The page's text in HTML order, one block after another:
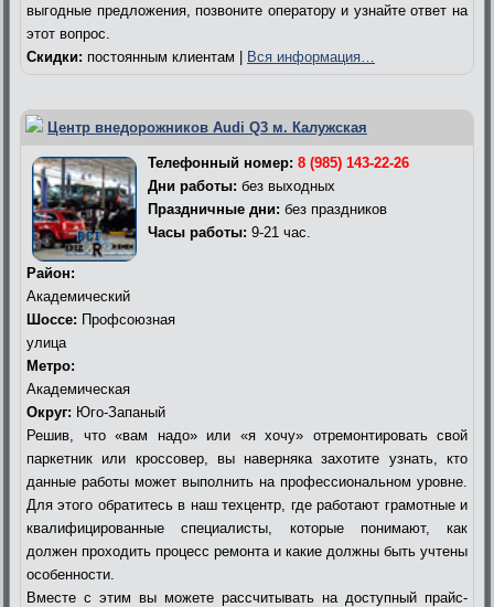
выгодные предложения, позвоните оператору и узнайте ответ на
этот вопрос.
Скидки: постоянным клиентам | Вся информация…
Центр внедорожников Audi Q3 м. Калужская
Телефонный номер: 8 (985) 143-22-26
Дни работы: без выходных
Праздничные дни: без праздников
Часы работы: 9-21 час.
Район:
Академический
Шоссе: Профсоюзная
улица
Метро:
Академическая
Округ: Юго-Запаный
Решив, что «вам надо» или «я хочу» отремонтировать свой
паркетник или кроссовер, вы наверняка захотите узнать, кто
данные работы может выполнить на профессиональном уровне.
Для этого обратитесь в наш техцентр, где работают грамотные и
квалифицированные специалисты, которые понимают, как
должен проходить процесс ремонта и какие должны быть учтены
особенности.
Вместе с этим вы можете рассчитывать на доступный прайс-